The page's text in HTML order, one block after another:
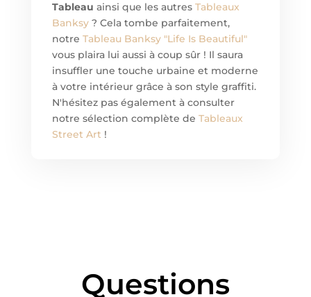
Tableau ainsi que les autres Tableaux
Banksy? Cela tombe parfaitement,
notre Tableau Banksy "Life Is Beautiful"
vous plaira lui aussi à coup sûr ! Il saura
insuffler une touche urbaine et moderne
à votre intérieur grâce à son style graffiti.
N'hésitez pas également à consulter
notre sélection complète de Tableaux
Street Art!
Questions